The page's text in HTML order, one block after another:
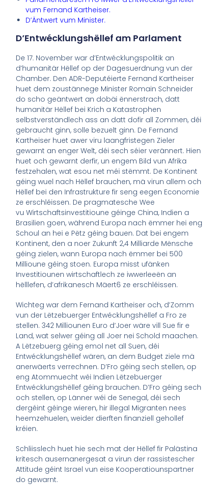
vum Fernand Kartheiser.
D’Äntwert vum Minister.
D’Entwécklungshëllef am Parlament
De 17. November war d’Entwécklungspolitik an
d’humanitär Hëllef op der Dagesuerdnung vun der
Chamber. Den ADR-Deputéierte Fernand Kartheiser
huet dem zoustännege Minister Romain Schneider
do scho geäntwert an dobäi ënnerstrach, datt
humanitär Hëllef bei Krich a Katastrophen
selbstverständlech ass an datt dofir all Zommen, déi
gebraucht ginn, solle bezuelt ginn. De Fernand
Kartheiser huet awer viru laangfristegen Zieler
gewarnt an enger Welt, déi sech séier verännert. Hien
huet och gewarnt derfir, un engem Bild vun Afrika
festzehalen, wat esou net méi stëmmt. De Kontinent
géing wuel nach Hëllef brauchen, mä virun allem och
Hëllef bei den Infrastrukture fir seng eegen Economie
ze erschléissen. De pragmatesche Wee
vu Wirtschaftsinvestitioune géinge China, Indien a
Brasilien goen, während Europa nach ëmmer hei eng
Schoul an hei e Pëtz géing bauen. Dat bei engem
Kontinent, den a noer Zukunft 2,4 Milliarde Mënsche
géing zielen, wann Europa nach ëmmer bei 500
Millioune géing stoen. Europa misst ufänken
Investitiounen wirtschaftlech ze iwwerleeën an
hëlllefen, d’afrikanesch Mäert6 ze erschléissen.
Wichteg war dem Fernand Kartheiser och, d’Zomm
vun der Lëtzebuerger Entwécklungshëllef a Fro ze
stellen. 342 Milliounen Euro d’Joer wäre vill Sue fir e
Land, wat selwer géing all Joer nei Schold maachen.
A Lëtzebuerg géing emol net all Suen, déi
Entwécklungshëllef wären, an dem Budget ziele mä
anerwäerts verrechnen. D’Fro géing sech stellen, op
eng Atommuecht wéi Indien Lëtzebuerger
Entwécklungshëllef géing brauchen. D’Fro géing sech
och stellen, op Länner wéi de Senegal, déi sech
dergéint géinge wieren, hir illegal Migranten nees
heemzehuelen, weider dierften finanziell gehollef
kréien.
Schliisslech huet hie sech mat der Hëllef fir Palästina
kritesch ausernanergesat a virun der rassistescher
Attitude géint Israel vun eise Kooperatiounspartner
do gewarnt.